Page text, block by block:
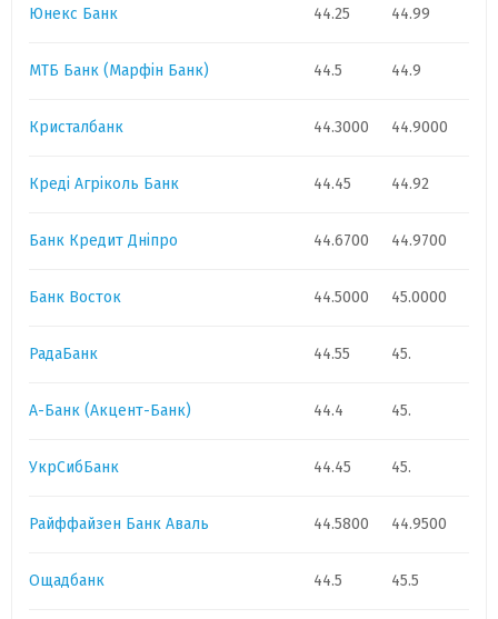
HUF 0.1423 0
GBP 60.3356 0.2415
AUD 31.5532 0.0515
Юнекс Банк 44.25 44.99
МТБ Банк (Марфін Банк) 44.5 44.9
Кристалбанк 44.3000 44.9000
Креді Агріколь Банк 44.45 44.92
Банк Кредит Дніпро 44.6700 44.9700
Банк Восток 44.5000 45.0000
РадаБанк 44.55 45.
А-Банк (Акцент-Банк) 44.4 45.
УкрСибБанк 44.45 45.
Райффайзен Банк Аваль 44.5800 44.9500
Ощадбанк 44.5 45.5